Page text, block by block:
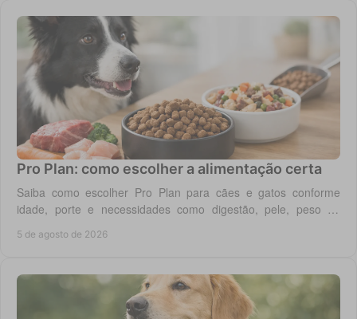
Pro Plan: como escolher a alimentação certa
Saiba como escolher Pro Plan para cães e gatos conforme
idade, porte e necessidades como digestão, pele, peso ou
5 de agosto de 2026